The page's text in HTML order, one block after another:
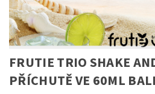
FRUTIE TRIO SHAKE
PŘÍCHUTĚ VE 60ML